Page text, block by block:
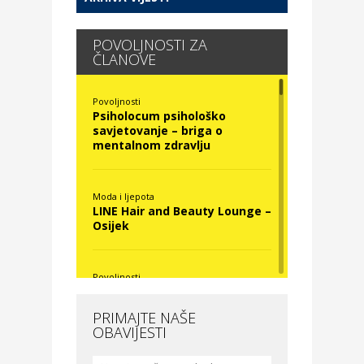
POVOLJNOSTI ZA
ČLANOVE
Povoljnosti
Psiholocum psihološko
savjetovanje – briga o
mentalnom zdravlju
Moda i ljepota
LINE Hair and Beauty Lounge –
Osijek
Povoljnosti
Moda i ljepota
PRIMAJTE NAŠE
OBAVIJESTI